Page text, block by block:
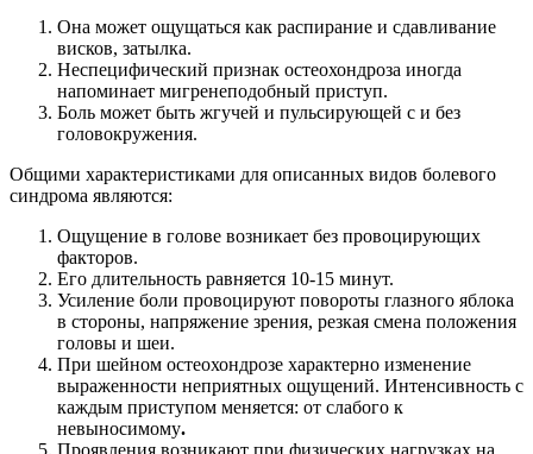
Она может ощущаться как распирание и сдавливание
висков, затылка.
Неспецифический признак остеохондроза иногда
напоминает мигренеподобный приступ.
Боль может быть жгучей и пульсирующей с и без
головокружения.
Общими характеристиками для описанных видов болевого
синдрома являются:
Ощущение в голове возникает без провоцирующих
факторов.
Его длительность равняется 10-15 минут.
Усиление боли провоцируют повороты глазного яблока
в стороны, напряжение зрения, резкая смена положения
головы и шеи.
При шейном остеохондрозе характерно изменение
выраженности неприятных ощущений. Интенсивность с
каждым приступом меняется: от слабого к
невыносимому.